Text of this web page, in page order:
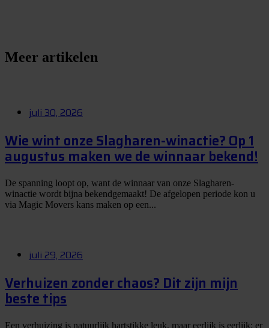
Meer artikelen
juli 30, 2026
Wie wint onze Slagharen-winactie? Op 1
augustus maken we de winnaar bekend!
De spanning loopt op, want de winnaar van onze Slagharen-
winactie wordt bijna bekendgemaakt! De afgelopen periode kon u
via Magic Movers kans maken op een...
juli 29, 2026
Verhuizen zonder chaos? Dit zijn mijn
beste tips
Een verhuizing is natuurlijk hartstikke leuk, maar eerlijk is eerlijk: er